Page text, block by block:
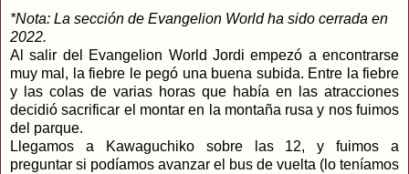
*Nota: La sección de Evangelion World ha sido cerrada en
2022.
Al salir del Evangelion World Jordi empezó a encontrarse
muy mal, la fiebre le pegó una buena subida. Entre la fiebre
y las colas de varias horas que había en las atracciones
decidió sacrificar el montar en la montaña rusa y nos fuimos
del parque.
Llegamos a Kawaguchiko sobre las 12, y fuimos a
preguntar si podíamos avanzar el bus de vuelta (lo teníamos